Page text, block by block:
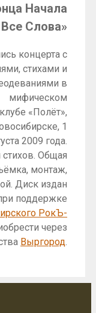
Начала
Все Слова»
концерта с
стихами и
в
мифическом
«Полёт»,
1
2009 года.
Общая
монтаж,
Диск издан
поддержке
РокЪ-
через
Выргород